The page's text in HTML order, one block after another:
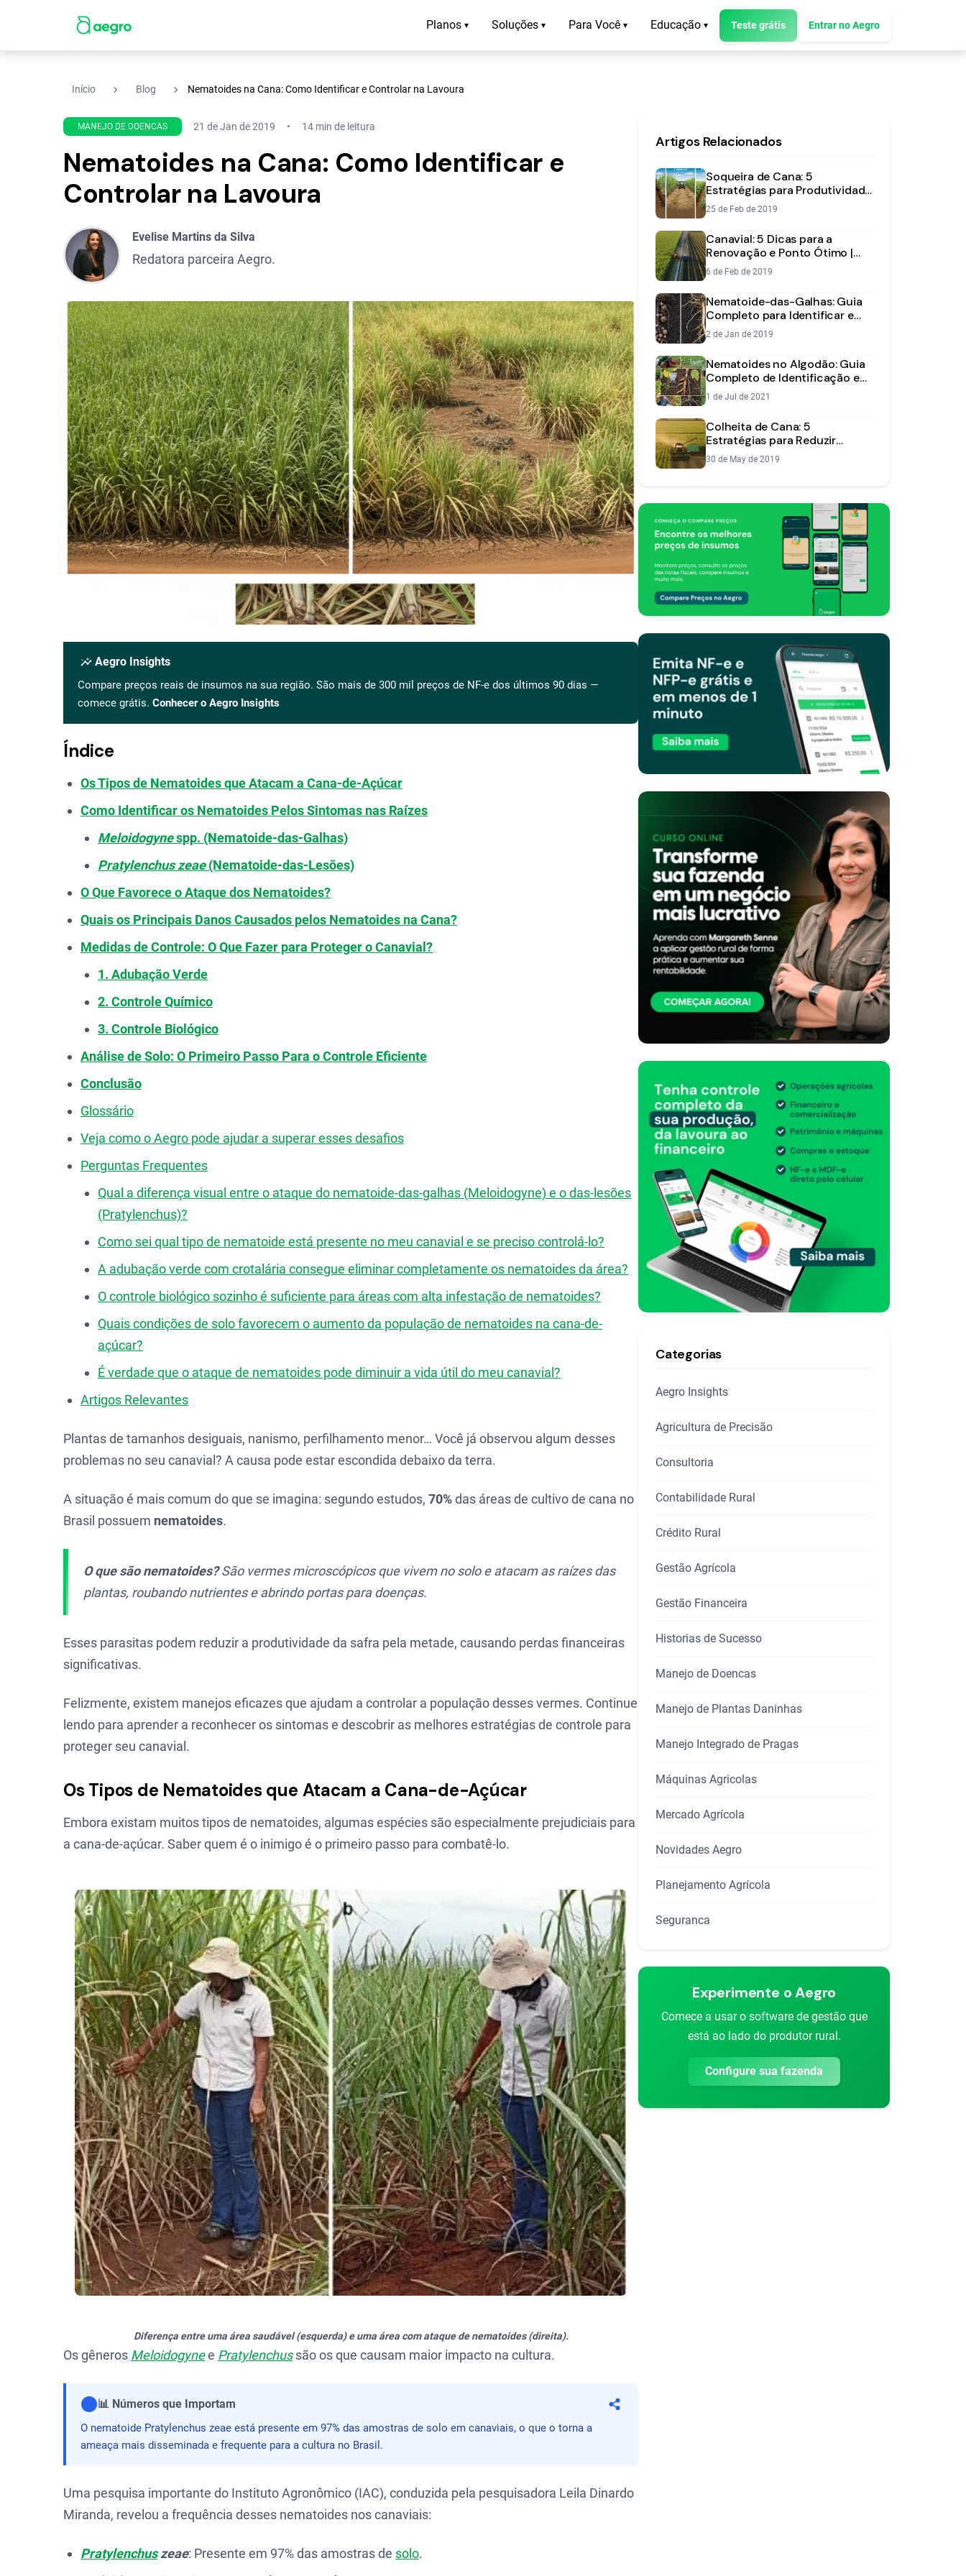
Planos ▾ Soluções ▾ Para Você ▾ Educação ▾ Teste grátis Entrar no Aegro
Início navigate_next Blog navigate_next Nematoides na Cana: Como Identificar e Controlar na Lavoura
MANEJO DE DOENCAS 21 de Jan de 2019 14 min de leitura
Nematoides na Cana: Como Identificar e
Controlar na Lavoura
Evelise Martins da Silva
Redatora parceira Aegro.
insights Aegro Insights
Compare preços reais de insumos na sua região. São mais de 300 mil preços de NF-e dos últimos 90 dias —
comece grátis. Conhecer o Aegro Insights
Índice
Os Tipos de Nematoides que Atacam a Cana-de-Açúcar
Como Identificar os Nematoides Pelos Sintomas nas Raízes
Meloidogynespp. (Nematoide-das-Galhas)
Pratylenchus zeae(Nematoide-das-Lesões)
O Que Favorece o Ataque dos Nematoides?
Quais os Principais Danos Causados pelos Nematoides na Cana?
Medidas de Controle: O Que Fazer para Proteger o Canavial?
1. Adubação Verde
2. Controle Químico
3. Controle Biológico
Análise de Solo: O Primeiro Passo Para o Controle Eficiente
Conclusão
Glossário
Veja como o Aegro pode ajudar a superar esses desafios
Perguntas Frequentes
Qual a diferença visual entre o ataque do nematoide-das-galhas (Meloidogyne) e o das-lesões
(Pratylenchus)?
Como sei qual tipo de nematoide está presente no meu canavial e se preciso controlá-lo?
A adubação verde com crotalária consegue eliminar completamente os nematoides da área?
O controle biológico sozinho é suficiente para áreas com alta infestação de nematoides?
Quais condições de solo favorecem o aumento da população de nematoides na cana-de-
açúcar?
É verdade que o ataque de nematoides pode diminuir a vida útil do meu canavial?
Artigos Relevantes
Plantas de tamanhos desiguais, nanismo, perfilhamento menor… Você já observou algum desses
problemas no seu canavial? A causa pode estar escondida debaixo da terra.
A situação é mais comum do que se imagina: segundo estudos, 70%das áreas de cultivo de cana no
Brasil possuem nematoides.
O que são nematoides?São vermes microscópicos que vivem no solo e atacam as raízes das
plantas, roubando nutrientes e abrindo portas para doenças.
Esses parasitas podem reduzir a produtividade da safra pela metade, causando perdas financeiras
significativas.
Felizmente, existem manejos eficazes que ajudam a controlar a população desses vermes. Continue
lendo para aprender a reconhecer os sintomas e descobrir as melhores estratégias de controle para
proteger seu canavial.
Os Tipos de Nematoides que Atacam a Cana-de-Açúcar
Embora existam muitos tipos de nematoides, algumas espécies são especialmente prejudiciais para
a cana-de-açúcar. Saber quem é o inimigo é o primeiro passo para combatê-lo.
Diferença entre uma área saudável (esquerda) e uma área com ataque de nematoides (direita).
Os gêneros Meloidogynee Pratylenchussão os que causam maior impacto na cultura.
📊 Números que Importam
Compartilhar
O nematoide Pratylenchus zeae está presente em 97% das amostras de solo em canaviais, o que o torna a
ameaça mais disseminada e frequente para a cultura no Brasil.
Uma pesquisa importante do Instituto Agronômico (IAC), conduzida pela pesquisadora Leila Dinardo
Miranda, revelou a frequência desses nematoides nos canaviais:
Pratylenchuszeae: Presente em 97% das amostras de solo.
Artigos Relacionados
Soqueira de Cana: 5
Estratégias para Produtividade
e Rentabilidade
25 de Feb de 2019
Canavial: 5 Dicas para a
Renovação e Ponto Ótimo |
Aegro
6 de Feb de 2019
Nematoide-das-Galhas: Guia
Completo para Identificar e
Controlar na Sua Lavoura
2 de Jan de 2019
Nematoides no Algodão: Guia
Completo de Identificação e
Manejo
1 de Jul de 2021
Colheita de Cana: 5
Estratégias para Reduzir
Perdas e Aumentar a
Produtividade
30 de May de 2019
Categorias
Aegro Insights
Agricultura de Precisão
Consultoria
Contabilidade Rural
Crédito Rural
Gestão Agrícola
Gestão Financeira
Historias de Sucesso
Manejo de Doencas
Manejo de Plantas Daninhas
Manejo Integrado de Pragas
Máquinas Agricolas
Mercado Agrícola
Novidades Aegro
Planejamento Agrícola
Seguranca
Experimente o Aegro
Comece a usar o software de gestão que
está ao lado do produtor rural.
Configure sua fazenda